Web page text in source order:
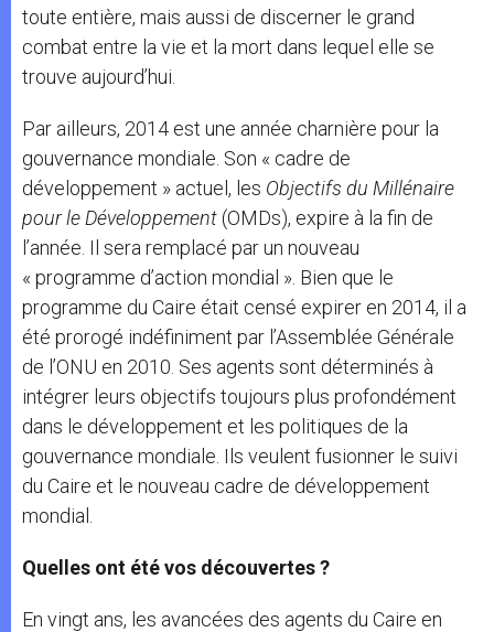
toute entière, mais aussi de discerner le grand
combat entre la vie et la mort dans lequel elle se
trouve aujourd’hui.
Par ailleurs, 2014 est une année charnière pour la
gouvernance mondiale. Son « cadre de
développement » actuel, les Objectifs du Millénaire
pour le Développement (OMDs), expire à la fin de
l’année. Il sera remplacé par un nouveau
« programme d’action mondial ». Bien que le
programme du Caire était censé expirer en 2014, il a
été prorogé indéfiniment par l’Assemblée Générale
de l’ONU en 2010. Ses agents sont déterminés à
intégrer leurs objectifs toujours plus profondément
dans le développement et les politiques de la
gouvernance mondiale. Ils veulent fusionner le suivi
du Caire et le nouveau cadre de développement
mondial.
Quelles ont été vos découvertes ?
En vingt ans, les avancées des agents du Caire en